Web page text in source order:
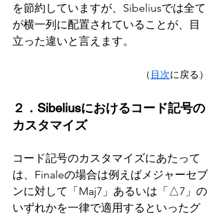
を節約していますが、Sibeliusでは全て
が横一列に配置されていることが、目
立った違いと言えます。
（ 目次に戻る）
２．Sibeliusにおけるコード記号の
カスタマイズ
コード記号のカスタマイズにあたって
は、Finaleの場合は例えばメジャーセブ
ンに対して「Maj7」あるいは「△7」の
いずれかを一律で適用するといったグ